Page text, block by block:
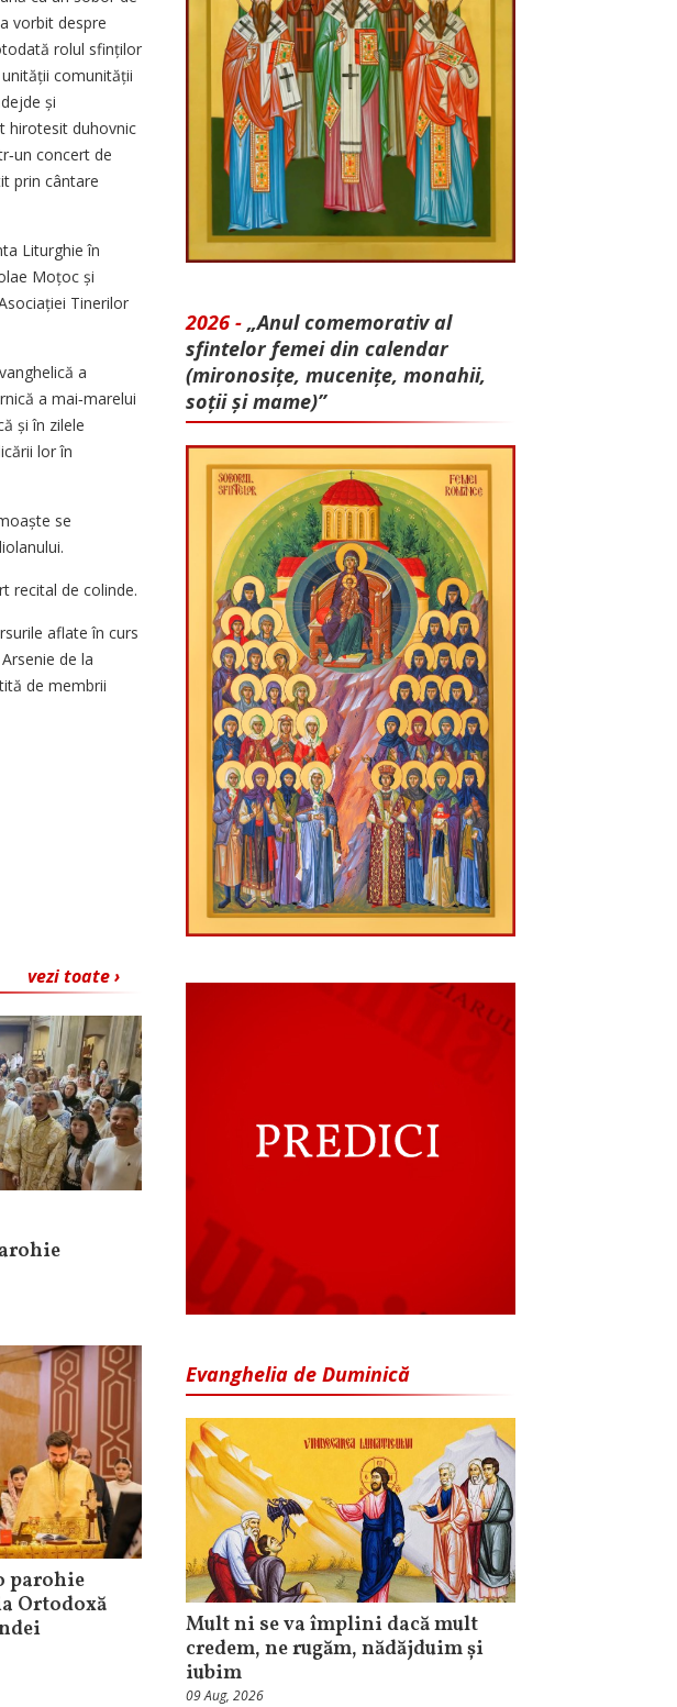
vorbit despre
rolul sfinților
comunității
și
hirotesit duhovnic
concert de
prin cântare
Liturghie în
Moțoc și
Tinerilor
a
a mai‑marelui
și în zilele
lor în
se
recital de colinde.
aflate în curs
de la
de membrii
vezi toate ›
parohie
Ortodoxă
2026 - „Anul comemorativ al
sfintelor femei din calendar
(mironosițe, mu­cenițe, monahii,
soții și mame)”
Evanghelia de Duminică
Mult ni se va împlini dacă mult
credem, ne rugăm, nădăjduim și
iubim
09 Aug, 2026